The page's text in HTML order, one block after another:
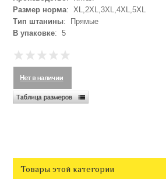
Размер норма: XL,2XL,3XL,4XL,5XL
Тип штанины: Прямые
В упаковке: 5
Товары этой категории